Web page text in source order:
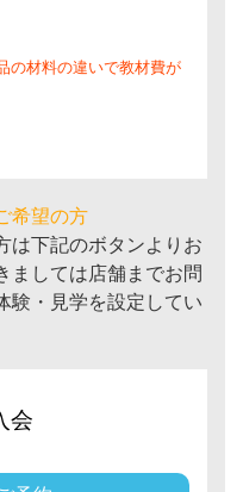
の材料の違いで教材費が
希望の方
は下記のボタンよりお
ましては店舗までお問
験・見学を設定してい
会